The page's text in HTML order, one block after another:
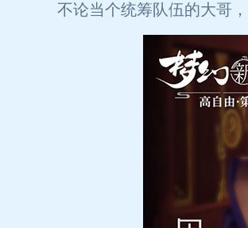
不论当个统筹队伍的大哥